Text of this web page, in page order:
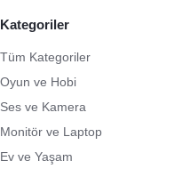
Kategoriler
Tüm Kategoriler
Oyun ve Hobi
Ses ve Kamera
Monitör ve Laptop
Ev ve Yaşam